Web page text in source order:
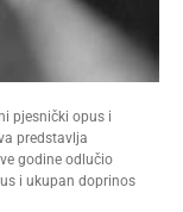
pjesnički opus i
predstavlja
godine odlučio
i ukupan doprinos